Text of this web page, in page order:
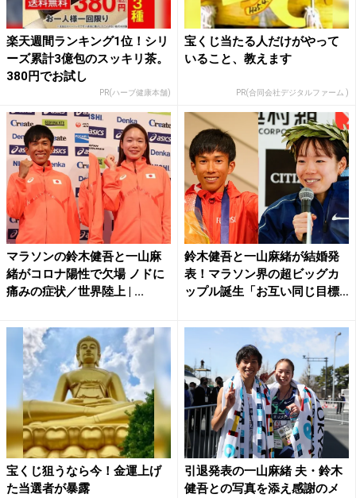
楽天週間ランキング1位！シリ
ーズ累計3億包のスッキリ茶。
380円でお試し
PR(ハーブ健康本舗)
宝くじ当たる人だけがやって
いること、教えます
PR(合同会社デジタルファーム )
マラソンの鈴木健吾と一山麻
緒がコロナ陽性で欠場 ノドに
痛みの症状／世界陸上 | ...
鈴木健吾と一山麻緒が結婚発
表！マラソン界の超ビッグカ
ップル誕生「お互い同じ目標
宝くじ狙うなら今！金運上げ
た当選者が暴露
引退発表の一山麻緒 夫・鈴木
健吾との写真を添え感謝のメ